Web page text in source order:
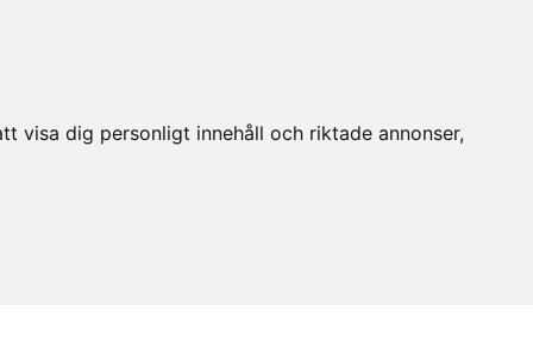
visa dig personligt innehåll och riktade annonser,